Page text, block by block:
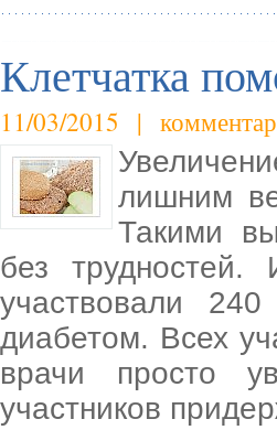
Клетчатка
11/03/2015 |
лишним
Такими
без трудностей.
участвовали
диабетом. Всех
врачи просто
участников